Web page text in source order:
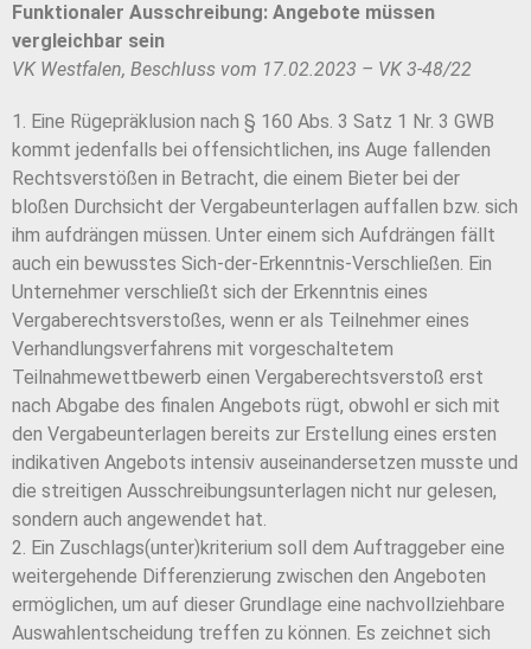
Funktionaler Ausschreibung: Angebote müssen
vergleichbar sein
VK Westfalen, Beschluss vom 17.02.2023 – VK 3-48/22
1. Eine Rügepräklusion nach § 160 Abs. 3 Satz 1 Nr. 3 GWB
kommt jedenfalls bei offensichtlichen, ins Auge fallenden
Rechtsverstößen in Betracht, die einem Bieter bei der
bloßen Durchsicht der Vergabeunterlagen auffallen bzw. sich
ihm aufdrängen müssen. Unter einem sich Aufdrängen fällt
auch ein bewusstes Sich-der-Erkenntnis-Verschließen. Ein
Unternehmer verschließt sich der Erkenntnis eines
Vergaberechtsverstoßes, wenn er als Teilnehmer eines
Verhandlungsverfahrens mit vorgeschaltetem
Teilnahmewettbewerb einen Vergaberechtsverstoß erst
nach Abgabe des finalen Angebots rügt, obwohl er sich mit
den Vergabeunterlagen bereits zur Erstellung eines ersten
indikativen Angebots intensiv auseinandersetzen musste und
die streitigen Ausschreibungsunterlagen nicht nur gelesen,
sondern auch angewendet hat.
2. Ein Zuschlags(unter)kriterium soll dem Auftraggeber eine
weitergehende Differenzierung zwischen den Angeboten
ermöglichen, um auf dieser Grundlage eine nachvollziehbare
Auswahlentscheidung treffen zu können. Es zeichnet sich